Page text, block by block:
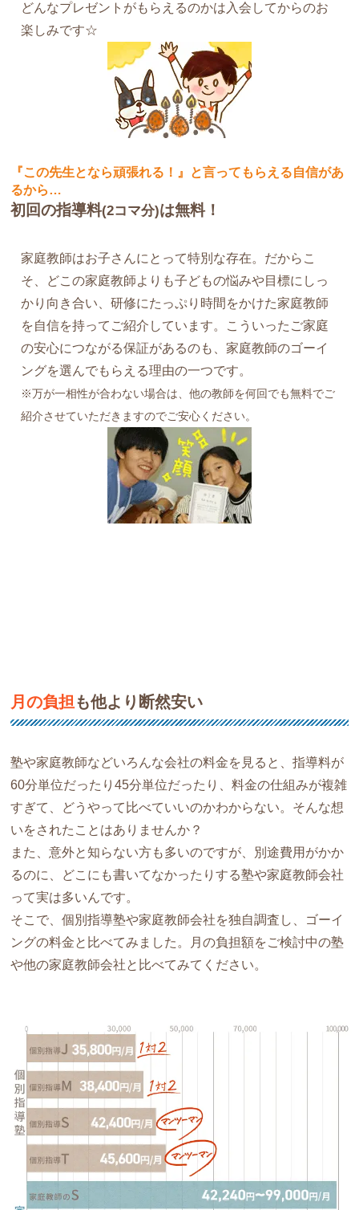
どんなプレゼントがもらえるのかは入会してからのお
楽しみです☆
『この先生となら頑張れる！』と言ってもらえる自信があ
るから…
初回の指導料(2コマ分)は無料！
家庭教師はお子さんにとって特別な存在。だからこ
そ、どこの家庭教師よりも子どもの悩みや目標にしっ
かり向き合い、研修にたっぷり時間をかけた家庭教師
を自信を持ってご紹介しています。こういったご家庭
の安心につながる保証があるのも、家庭教師のゴーイ
ングを選んでもらえる理由の一つです。
※万が一相性が合わない場合は、他の教師を何回でも無料でご
紹介させていただきますのでご安心ください。
月の負担 も他より断然安い
塾や家庭教師などいろんな会社の料金を見ると、指導料が
60分単位だったり45分単位だったり、料金の仕組みが複雑
すぎて、どうやって比べていいのかわからない。そんな想
いをされたことはありませんか？
また、意外と知らない方も多いのですが、別途費用がかか
るのに、どこにも書いてなかったりする塾や家庭教師会社
って実は多いんです。
そこで、個別指導塾や家庭教師会社を独自調査し、ゴーイ
ングの料金と比べてみました。月の負担額をご検討中の塾
や他の家庭教師会社と比べてみてください。